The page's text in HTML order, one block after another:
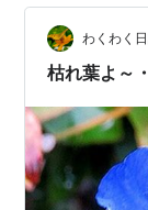
リングワイパ
うつらくて…
ただあれが、
わくわく
枯れ葉よ～